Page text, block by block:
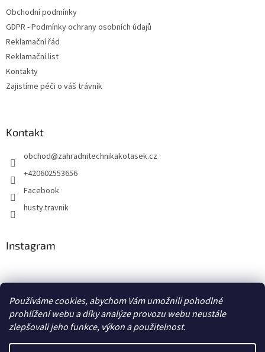
Používáme cookies, abychom Vám umožnili pohodlné
prohlížení webu a díky analýze provozu webu neustále
zlepšovali jeho funkce, výkon a použitelnost.
Obchodní podmínky
GDPR - Podmínky ochrany osobních údajů
Reklamační řád
Reklamační list
Kontakty
Zajistíme péči o váš trávník
Kontakt
obchod@zahradnitechnikakotasek.cz
+420602553656
Facebook
husty.travnik
Instagram